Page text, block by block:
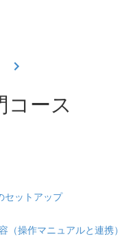
コース
セットアップ
（操作マニュアルと連携）